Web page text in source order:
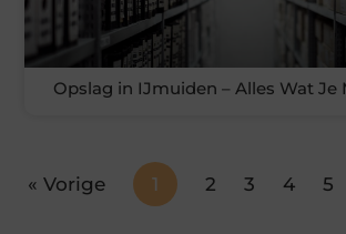
Opslag in IJmuiden – Alles Wat Je
« Vorige 1 2 3 4 5